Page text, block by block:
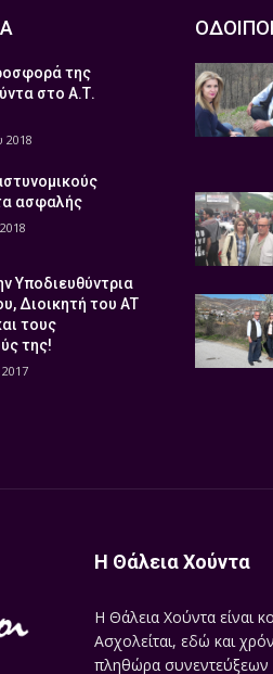
της
στο Α.Τ.
2018
ασφαλής
Υποδιευθύντρια
Διοικητή του ΑΤ
τους
της!
Η Θάλεια Χούντα
Η Θάλεια Χούντα είναι
Ασχολείται, εδώ και
πληθώρα συνεντεύξεων